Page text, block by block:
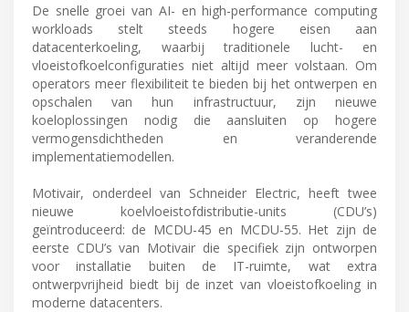
De snelle groei van AI- en high-performance computing
workloads stelt steeds hogere eisen aan
datacenterkoeling, waarbij traditionele lucht- en
vloeistofkoelconfiguraties niet altijd meer volstaan. Om
operators meer flexibiliteit te bieden bij het ontwerpen en
opschalen van hun infrastructuur, zijn nieuwe
koeloplossingen nodig die aansluiten op hogere
vermogensdichtheden en veranderende
implementatiemodellen.
Motivair, onderdeel van Schneider Electric, heeft twee
nieuwe koelvloeistofdistributie-units (CDU’s)
geïntroduceerd: de MCDU-45 en MCDU-55. Het zijn de
eerste CDU’s van Motivair die specifiek zijn ontworpen
voor installatie buiten de IT-ruimte, wat extra
ontwerpvrijheid biedt bij de inzet van vloeistofkoeling in
moderne datacenters.